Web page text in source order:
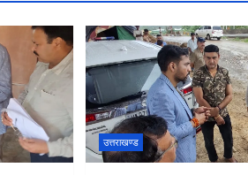
उत्तराखण्ड